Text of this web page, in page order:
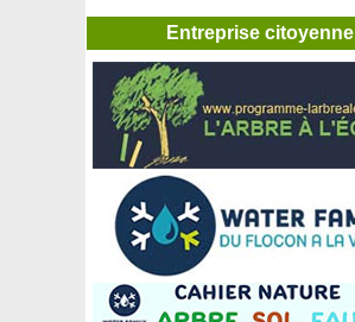
Framboisier 'Paris'
Framboisier sans épine 'Red Angel'
Framboisier sans épine 'Versailles'
Framboisier 'Tulameen'
Frangipanier
Frangipanier blanc
Frangipanier rose
Frankénie lisse, Bruyère maritime
Frémontia de Californie 'California Glory'
Frêne à feuilles étroites, Frêne oxyphylle
Frêne à fleurs
Frêne blanc, Frêne américain
Frêne commun
Entreprise citoyenne